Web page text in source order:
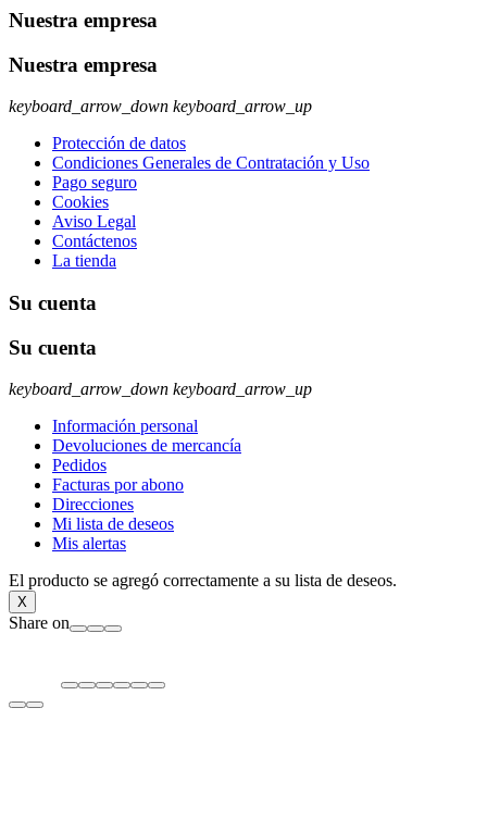
Nuestra empresa
Nuestra empresa
keyboard_arrow_down keyboard_arrow_up
Protección de datos
Condiciones Generales de Contratación y Uso
Pago seguro
Cookies
Aviso Legal
Contáctenos
La tienda
Su cuenta
Su cuenta
keyboard_arrow_down keyboard_arrow_up
Información personal
Devoluciones de mercancía
Pedidos
Facturas por abono
Direcciones
Mi lista de deseos
Mis alertas
El producto se agregó correctamente a su lista de deseos.
X
Share on